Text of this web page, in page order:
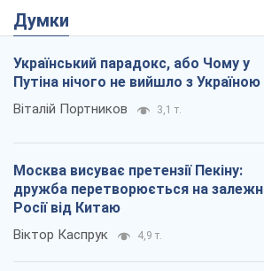
Думки
Український парадокс, або Чому у
Путіна нічого не вийшло з Україною
Віталій Портников 3,1 т.
Москва висуває претензії Пекіну:
дружба перетворюється на
Росії від Китаю
Віктор Каспрук 4,9 т.